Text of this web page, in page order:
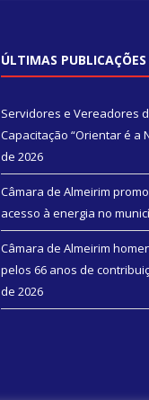
ÚLTIMAS PUBLICAÇÕES
Servidores e Vereadores
Capacitação “Orientar é a
de 2026
Câmara de Almeirim
acesso à energia no
Câmara de Almeirim
pelos 66 anos de
de 2026